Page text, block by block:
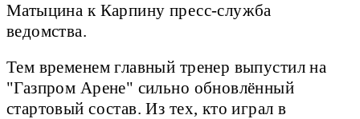
Матыцина к Карпину пресс-служба
ведомства.
Тем временем главный тренер выпустил на
"Газпром Арене" сильно обновлённый
стартовый состав. Из тех, кто играл в